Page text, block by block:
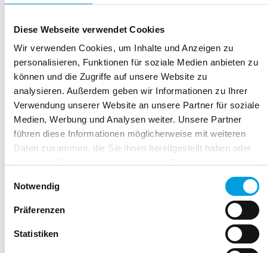
Diese Webseite verwendet Cookies
Wir verwenden Cookies, um Inhalte und Anzeigen zu
personalisieren, Funktionen für soziale Medien anbieten zu
können und die Zugriffe auf unsere Website zu
analysieren. Außerdem geben wir Informationen zu Ihrer
Verwendung unserer Website an unsere Partner für soziale
Medien, Werbung und Analysen weiter. Unsere Partner
führen diese Informationen möglicherweise mit weiteren
Daten zusammen, die Sie ihnen bereitgestellt haben oder
Notwendig
Präferenzen
Statistiken
Welche Auswirkungen hat
das AGG auf
Bewerbungsgespräche?
Dass du im Bewerbungsgespräch nicht nach
bekannt. Generell gelten hier ohnehin die guten alten
Small Talk-Regeln: Krankheit, Religion, Rasse, Politik
Lästereien sind tabu. Konzentriert euch deshalb auf die
Basics: die berufliche Qualifikation.